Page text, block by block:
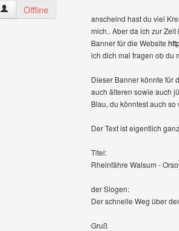
samnowi Benutzer-Profile anzeigen
Offline
anscheind hast du viel
mich.. Aber da ich zur
Banner für die Website
ich dich mal fragen ob du
Dieser Banner könnte für
auch älteren sowie auch
Blau, du könntest auch
Der Text ist eigentlich
Titel:
Rheinfähre Walsum -
der Slogen:
Der schnelle Weg über
Gruß